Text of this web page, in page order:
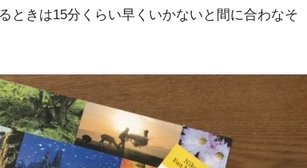
ときは15分くらい早くいかないと間に合わなそ